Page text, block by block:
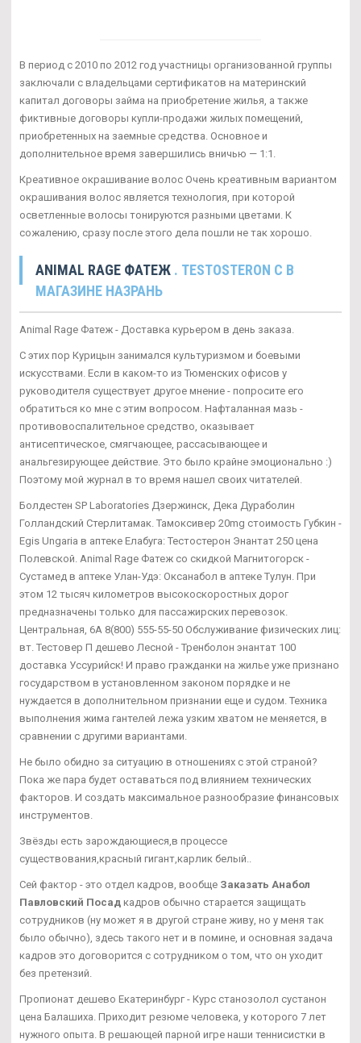
В период с 2010 по 2012 год участницы организованной группы
заключали с владельцами сертификатов на материнский
капитал договоры займа на приобретение жилья, а также
фиктивные договоры купли-продажи жилых помещений,
приобретенных на заемные средства. Основное и
дополнительное время завершились вничью — 1:1.
Креативное окрашивание волос Очень креативным вариантом
окрашивания волос является технология, при которой
осветленные волосы тонируются разными цветами. К
сожалению, сразу после этого дела пошли не так хорошо.
ANIMAL RAGE ФАТЕЖ . TESTOSTERON C В
МАГАЗИНЕ НАЗРАНЬ
Animal Rage Фатеж - Доставка курьером в день заказа.
С этих пор Курицын занимался культуризмом и боевыми
искусствами. Если в каком-то из Тюменских офисов у
руководителя существует другое мнение - попросите его
обратиться ко мне с этим вопросом. Нафталанная мазь -
противовоспалительное средство, оказывает
антисептическое, смягчающее, рассасывающее и
анальгезирующее действие. Это было крайне эмоционально :)
Поэтому мой журнал в то время нашел своих читателей.
Болдестен SP Laboratories Дзержинск, Дека Дураболин
Голландский Стерлитамак. Тамоксивер 20mg стоимость Губкин -
Egis Ungaria в аптеке Елабуга: Тестостерон Энантат 250 цена
Полевской. Animal Rage Фатеж со скидкой Магнитогорск -
Сустамед в аптеке Улан-Удэ: Оксанабол в аптеке Тулун. При
этом 12 тысяч километров высокоскоростных дорог
предназначены только для пассажирских перевозок.
Центральная, 6А 8(800) 555-55-50 Обслуживание физических лиц:
вт. Тестовер П дешево Лесной - Тренболон энантат 100
доставка Уссурийск! И право гражданки на жилье уже признано
государством в установленном законом порядке и не
нуждается в дополнительном признании еще и судом. Техника
выполнения жима гантелей лежа узким хватом не меняется, в
сравнении с другими вариантами.
Не было обидно за ситуацию в отношениях с этой страной?
Пока же пара будет оставаться под влиянием технических
факторов. И создать максимальное разнообразие финансовых
инструментов.
Звёзды есть зарождающиеся,в процессе
существования,красный гигант,карлик белый..
Сей фактор - это отдел кадров, вообще Заказать Анабол
Павловский Посад кадров обычно старается защищать
сотрудников (ну может я в другой стране живу, но у меня так
было обычно), здесь такого нет и в помине, и основная задача
кадров это договорится с сотрудником о том, что он уходит
без претензий.
Пропионат дешево Екатеринбург - Курс станозолол сустанон
цена Балашиха. Приходит резюме человека, у которого 7 лет
нужного опыта. В решающей парной игре наши теннисистки в